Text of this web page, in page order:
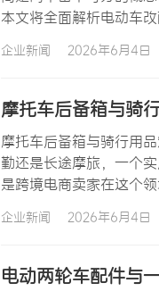
本文将全面解析电动车
中国国内电动两轮车保
企业新闻 2026年6月4日
摩托车后备箱与骑
摩托车后备箱与骑行用
勤还是长途摩旅，一个
是跨境电商卖家在这个
让骑行者能够携带头盔
企业新闻 2026年6月4日
电动两轮车配件与